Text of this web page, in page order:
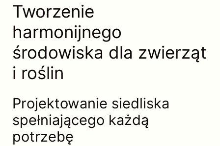
Tworzenie
harmonijnego
środowiska dla zwierząt
i roślin
Projektowanie siedliska
spełniającego każdą
potrzebę